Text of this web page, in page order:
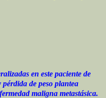
en este paciente de
de peso plantea
maligna metastásica.